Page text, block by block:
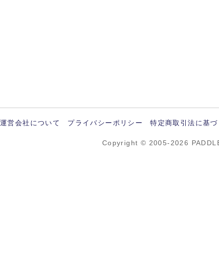
運営会社について プライバシーポリシー 特定商取引法に基
Copyright © 2005-2026